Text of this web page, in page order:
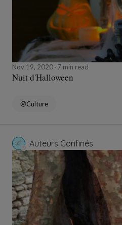
Nov 19, 2020 7 min read
Nuit d'Halloween
Culture
Auteurs Confinés